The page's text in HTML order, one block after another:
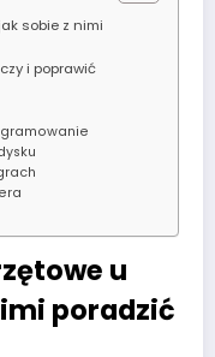
sobie z nimi
i poprawić
u
poradzić